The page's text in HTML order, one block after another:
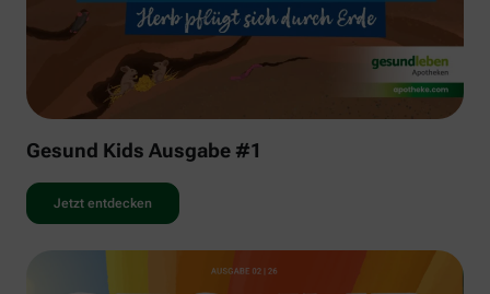
Gesund Kids Ausgabe #1
Jetzt entdecken